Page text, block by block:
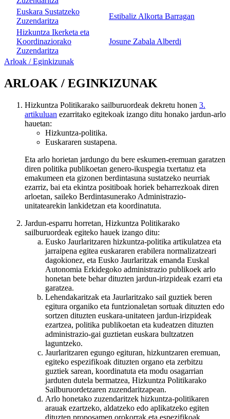
Euskara Sustatzeko
Zuzendaritza
Estibaliz Alkorta Barragan
Hizkuntza Ikerketa eta
Koordinaziorako
Zuzendaritza
Josune Zabala Alberdi
Arloak / Eginkizunak
ARLOAK / EGINKIZUNAK
Hizkuntza Politikarako sailburuordeak dekretu honen 3.
artikuluan ezarritako egitekoak izango ditu honako jardun-arlo
hauetan:
Hizkuntza-politika.
Euskararen sustapena.
Eta arlo horietan jardungo du bere eskumen-eremuan garatzen
diren politika publikoetan genero-ikuspegia txertatuz eta
emakumeen eta gizonen berdintasuna sustatzeko neurriak
ezarriz, bai eta ekintza positiboak horiek beharrezkoak diren
arloetan, saileko Berdintasunerako Administrazio-
unitatearekin lankidetzan eta koordinatuta.
Jardun-esparru horretan, Hizkuntza Politikarako
sailburuordeak egiteko hauek izango ditu:
Eusko Jaurlaritzaren hizkuntza-politika artikulatzea eta
jarraipena egitea euskararen erabilera normalizatzeari
dagokionez, eta Eusko Jaurlaritzak emanda Euskal
Autonomia Erkidegoko administrazio publikoek arlo
honetan bete behar dituzten jardun-irizpideak ezarri eta
garatzea.
Lehendakaritzak eta Jaurlaritzako sail guztiek beren
egitura organiko eta funtzionaletan sortuak dituzten edo
sortzen dituzten euskara-unitateen jardun-irizpideak
ezartzea, politika publikoetan eta kudeatzen dituzten
administrazio-gai guztietan euskara bultzatzen
laguntzeko.
Jaurlaritzaren egungo egituran, hizkuntzaren eremuan,
egiteko espezifikoak dituzten organo eta zerbitzu
guztiek sarean, koordinatuta eta modu osagarrian
jarduten dutela bermatzea, Hizkuntza Politikarako
Sailburuordetzaren zuzendaritzapean.
Arlo honetako zuzendaritzek hizkuntza-politikaren
arauak ezartzeko, aldatzeko edo aplikatzeko egiten